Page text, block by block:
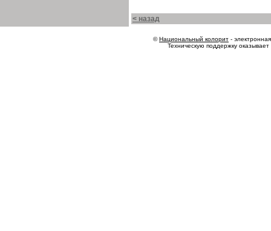
< назад
©Национальный колорит -
Техническую поддержку